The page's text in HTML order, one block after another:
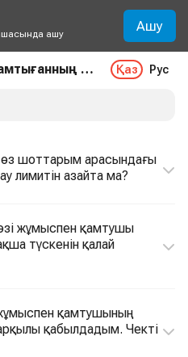
ашу Ашу
Өзін-өзі жұмыспен қамтығанның шоты. Аударым Қаз Рус
шоттарым арасындағы
лимитін азайта ма?
жұмыспен қамтушы
түскенін қалай
жұмыспен қамтушының
қабылдадым. Чекті